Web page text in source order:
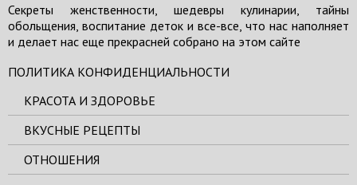
Секреты женственности, шедевры кулинарии, тайны
обольщения, воспитание деток и все-все, что нас наполняет
и делает нас еще прекрасней собрано на этом сайте
ПОЛИТИКА КОНФИДЕНЦИАЛЬНОСТИ
КРАСОТА И ЗДОРОВЬЕ
ВКУСНЫЕ РЕЦЕПТЫ
ОТНОШЕНИЯ